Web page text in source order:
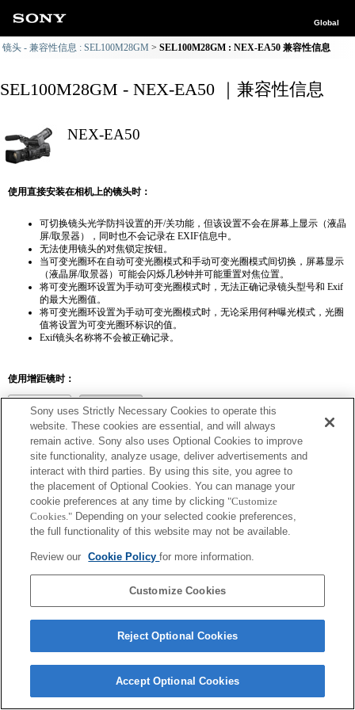
Global
镜头 - 兼容性信息 : SEL100M28GM SEL100M28GM : NEX-EA50 兼容性信息
SEL100M28GM - NEX-EA50 ｜兼容性信息
NEX-EA50
使用直接安装在相机上的镜头时：
可切换镜头光学防抖设置的开/关功能，但该设置不会在屏幕上显示（液晶
屏/取景器），同时也不会记录在 EXIF信息中。
无法使用镜头的对焦锁定按钮。
当可变光圈环在自动可变光圈模式和手动可变光圈模式间切换，屏幕显示
（液晶屏/取景器）可能会闪烁几秒钟并可能重置对焦位置。
将可变光圈环设置为手动可变光圈模式时，无法正确​​记录镜头型号和 Exif
的最大光圈值。
将可变光圈环设置为手动可变光圈模式时，无论采用何种曝光模式，光圈
值将设置为可变光圈环标识的值。
Exif镜头名称将不会被正确记录。
使用增距镜时：
SEL14TC SEL20TC
SEL14TC
Exif 鏡頭名的焦距和最大光圈會以放大倍數值列出。然而，如光圈值乘以放
大倍數為 10 或更高時，便無法正確顯示。
Sony uses Strictly Necessary Cookies to operate this
website. These cookies are essential, and will always
remain active. Sony also uses Optional Cookies to improve
site functionality, analyze usage, deliver advertisements and
interact with third parties. By using this site, you agree to
the placement of Optional Cookies. You can manage your
cookie preferences at any time by clicking "Customize
Cookies." Depending on your selected cookie preferences,
the full functionality of this website may not be available.
Review our Cookie Policyfor more information.
Customize Cookies
Reject Optional Cookies
Accept Optional Cookies